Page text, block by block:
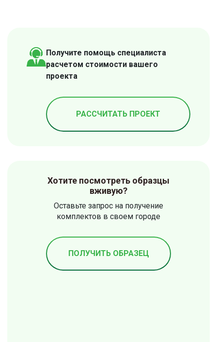
Получите помощь специалиста
расчетом стоимости вашего
проекта
РАССЧИТАТЬ ПРОЕКТ
Хотите посмотреть образцы
вживую?
Оставьте запрос на получение
комплектов в своем городе
ПОЛУЧИТЬ ОБРАЗЕЦ